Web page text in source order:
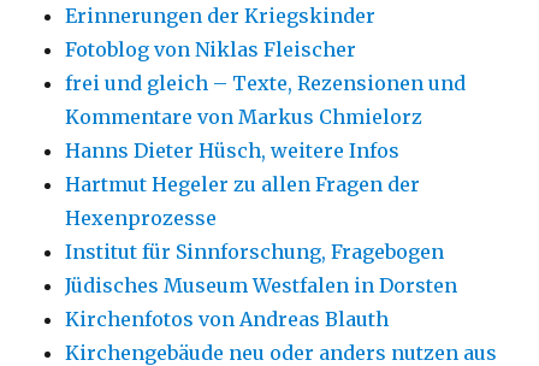
Erinnerungen der Kriegskinder
Fotoblog von Niklas Fleischer
frei und gleich – Texte, Rezensionen und
Kommentare von Markus Chmielorz
Hanns Dieter Hüsch, weitere Infos
Hartmut Hegeler zu allen Fragen der
Hexenprozesse
Institut für Sinnforschung, Fragebogen
Jüdisches Museum Westfalen in Dorsten
Kirchenfotos von Andreas Blauth
Kirchengebäude neu oder anders nutzen aus